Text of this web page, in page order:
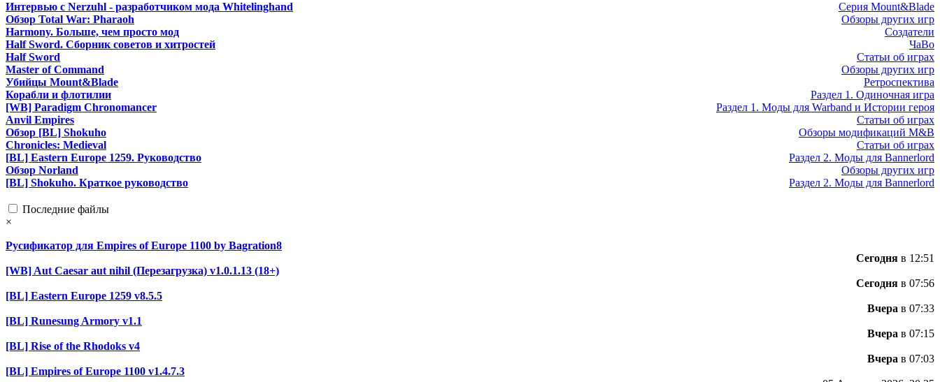
Серия Mount&Blade
Интервью с Nerzuhl - разработчиком мода Whitelinghand
Обзоры других игр
Обзор Total War: Pharaoh
Создатели
Harmony. Больше, чем просто мод
ЧаВо
Half Sword. Сборник советов и хитростей
Статьи об играх
Half Sword
Обзоры других игр
Master of Command
Ретроспектива
Убийцы Mount&Blade
Раздел 1. Одиночная игра
Корабли и флотилии
Раздел 1. Моды для Warband и Истории героя
[WB] Paradigm Chronomancer
Статьи об играх
Anvil Empires
Обзоры модификаций M&B
Обзор [BL] Shokuho
Статьи об играх
Chronicles: Medieval
Раздел 2. Моды для Bannerlord
[BL] Eastern Europe 1259. Руководство
Обзоры других игр
Обзор Norland
Раздел 2. Моды для Bannerlord
[BL] Shokuho. Краткое руководство
Последние файлы
×
Русификатор для Empires of Europe 1100 by Bagration8
Сегодня в 12:51
[WB] Aut Caesar aut nihil (Перезагрузка) v1.0.1.13 (18+)
Сегодня в 07:56
[BL] Eastern Europe 1259 v8.5.5
Вчера в 07:33
[BL] Runesung Armory v1.1
Вчера в 07:15
[BL] Rise of the Rhodoks v4
Вчера в 07:03
[BL] Empires of Europe 1100 v1.4.7.3